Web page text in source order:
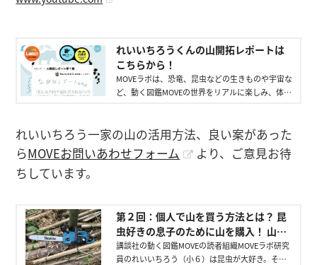
れいいちろうくんの山開拓レポートは
こちらから！
MOVEラボは、恐竜、昆虫などの生きものや宇宙な
ど、動く図鑑MOVEの世界をリアルに楽しみ、体験
れいいちろう一家の山の活用方法、良い案があった
らMOVEお問いあわせフォーム
より、ご意見お待
ちしています。
第２回：個人で山を買う方法とは？ 昆
虫好きの息子のために山を購入！ 山開
拓は初めてづくし！
講談社の動く図鑑MOVEの読者組織MOVEラボ研究
員のれいいちろう（小６）は昆虫が大好き。そん